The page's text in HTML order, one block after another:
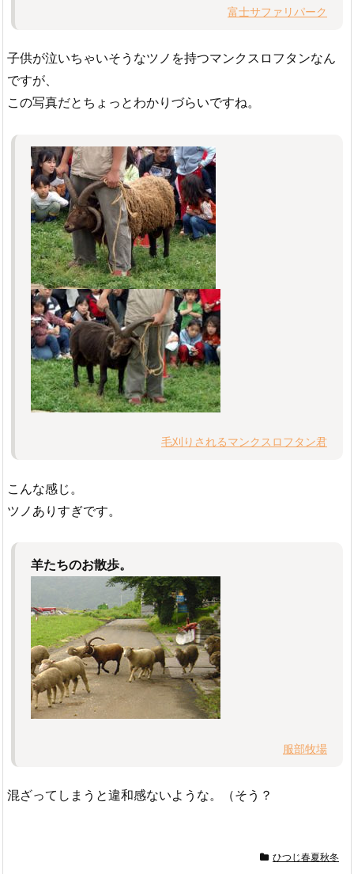
富士サファリパーク
子供が泣いちゃいそうなツノを持つマンクスロフタンなん
ですが、
この写真だとちょっとわかりづらいですね。
毛刈りされるマンクスロフタン君
こんな感じ。
ツノありすぎです。
羊たちのお散歩。
服部牧場
混ざってしまうと違和感ないような。（そう？
ひつじ春夏秋冬